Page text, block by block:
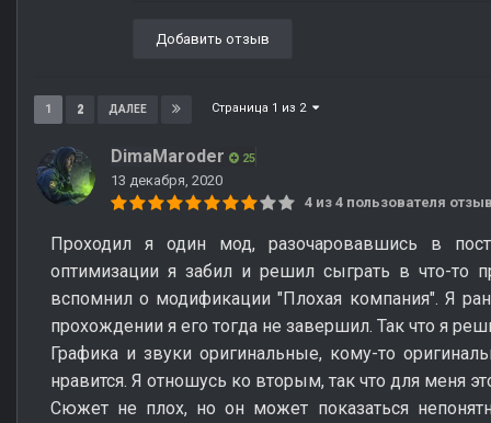
Добавить отзыв
1 2 ДАЛЕЕ Страница 1 из 2
DimaMaroder 25
13 декабря, 2020
4 из 4 пользователя
Проходил я один мод, разочаровавшись в
оптимизации я забил и решил сыграть в что-то
вспомнил о модификации "Плохая компания". Я
прохождении я его тогда не завершил. Так что я
Графика и звуки оригинальные, кому-то
нравится. Я отношусь ко вторым, так что для меня
Сюжет не плох, но он может показаться